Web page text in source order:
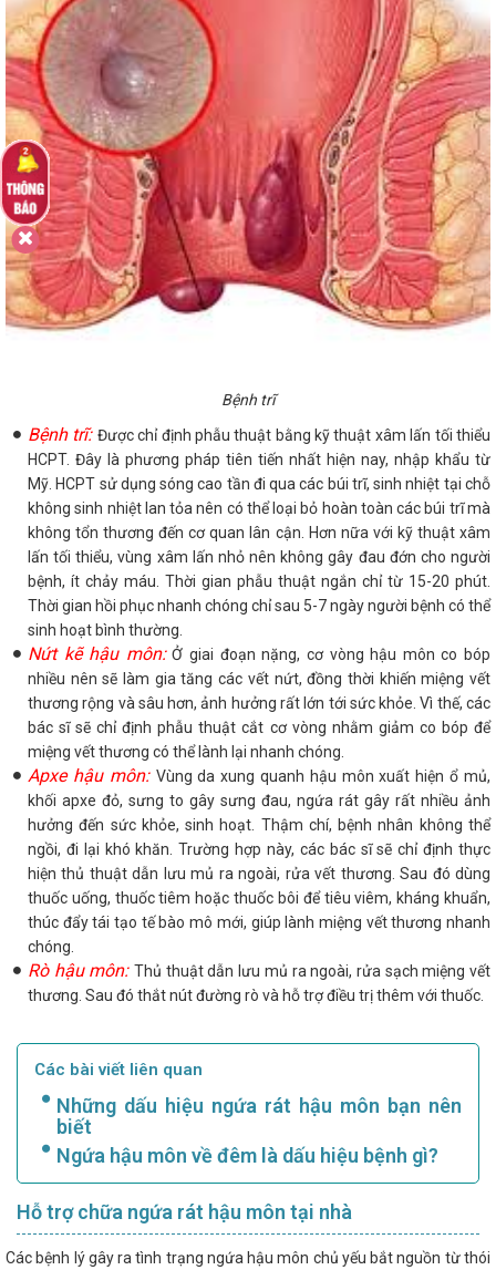
Bệnh trĩ
Bệnh trĩ: Được chỉ định phẫu thuật bằng kỹ thuật xâm lấn tối thiểu
HCPT. Đây là phương pháp tiên tiến nhất hiện nay, nhập khẩu từ
Mỹ. HCPT sử dụng sóng cao tần đi qua các búi trĩ, sinh nhiệt tại chỗ
không sinh nhiệt lan tỏa nên có thể loại bỏ hoàn toàn các búi trĩ mà
không tổn thương đến cơ quan lân cận. Hơn nữa với kỹ thuật xâm
lấn tối thiểu, vùng xâm lấn nhỏ nên không gây đau đớn cho người
bệnh, ít chảy máu. Thời gian phẫu thuật ngắn chỉ từ 15-20 phút.
Thời gian hồi phục nhanh chóng chỉ sau 5-7 ngày người bệnh có thể
sinh hoạt bình thường.
Nứt kẽ hậu môn:Ở giai đoạn nặng, cơ vòng hậu môn co bóp
nhiều nên sẽ làm gia tăng các vết nứt, đồng thời khiến miệng vết
thương rộng và sâu hơn, ảnh hưởng rất lớn tới sức khỏe. Vì thế, các
bác sĩ sẽ chỉ định phẫu thuật cắt cơ vòng nhằm giảm co bóp để
miệng vết thương có thể lành lại nhanh chóng.
Apxe hậu môn: Vùng da xung quanh hậu môn xuất hiện ổ mủ,
khối apxe đỏ, sưng to gây sưng đau, ngứa rát gây rất nhiều ảnh
hưởng đến sức khỏe, sinh hoạt. Thậm chí, bệnh nhân không thể
ngồi, đi lại khó khăn. Trường hợp này, các bác sĩ sẽ chỉ định thực
hiện thủ thuật dẫn lưu mủ ra ngoài, rửa vết thương. Sau đó dùng
thuốc uống, thuốc tiêm hoặc thuốc bôi để tiêu viêm, kháng khuẩn,
thúc đẩy tái tạo tế bào mô mới, giúp lành miệng vết thương nhanh
chóng.
Rò hậu môn:Thủ thuật dẫn lưu mủ ra ngoài, rửa sạch miệng vết
thương. Sau đó thắt nút đường rò và hỗ trợ điều trị thêm với thuốc.
Các bài viết liên quan
Những dấu hiệu ngứa rát hậu môn bạn nên
biết
Ngứa hậu môn về đêm là dấu hiệu bệnh gì?
Hỗ trợ chữa ngứa rát hậu môn tại nhà
Các bệnh lý gây ra tình trạng ngứa hậu môn chủ yếu bắt nguồn từ thói